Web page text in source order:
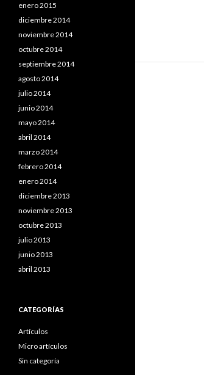
enero 2015
diciembre 2014
noviembre 2014
octubre 2014
septiembre 2014
agosto 2014
julio 2014
junio 2014
mayo 2014
abril 2014
marzo 2014
febrero 2014
enero 2014
diciembre 2013
noviembre 2013
octubre 2013
julio 2013
junio 2013
abril 2013
CATEGORÍAS
Artículos
Micro artículos
Sin categoría